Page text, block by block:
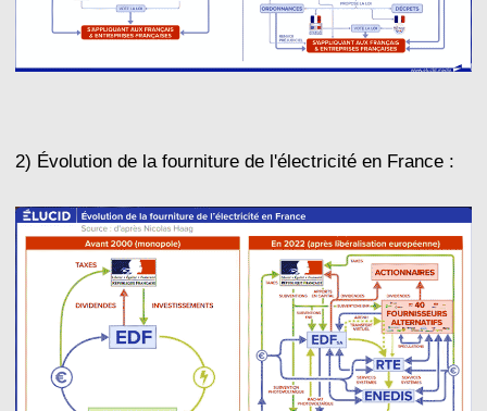
2) Évolution de la fourniture de l'électricité en France :